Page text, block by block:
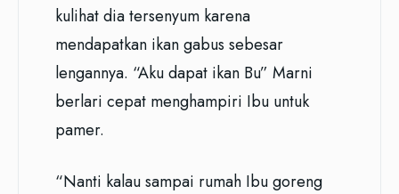
kulihat dia tersenyum karena
mendapatkan ikan gabus sebesar
lengannya. “Aku dapat ikan Bu” Marni
berlari cepat menghampiri Ibu untuk
pamer.
“Nanti kalau sampai rumah Ibu goreng